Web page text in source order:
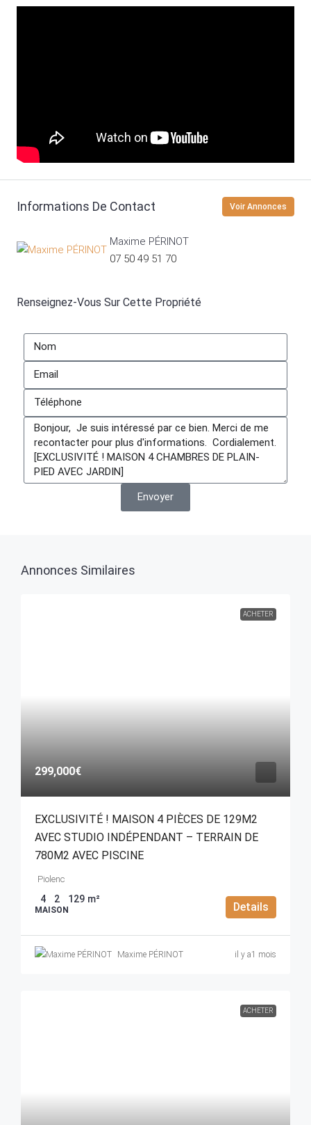
Informations De Contact Voir Annonces
Maxime PÉRINOT
07 50 49 51 70
Renseignez-Vous Sur Cette Propriété
Envoyer
Annonces Similaires
ACHETER
299,000€
EXCLUSIVITÉ ! MAISON 4 PIÈCES DE 129M2
AVEC STUDIO INDÉPENDANT – TERRAIN DE
780M2 AVEC PISCINE
Piolenc
4 2 129 m²
MAISON Details
Maxime PÉRINOT il y a1 mois
ACHETER